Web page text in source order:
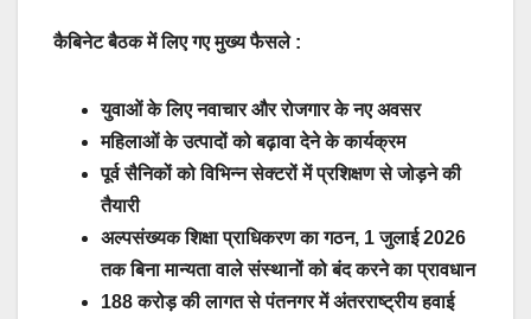
कैबिनेट बैठक में लिए गए मुख्य फैसले :
युवाओं के लिए नवाचार और रोजगार के नए अवसर
महिलाओं के उत्पादों को बढ़ावा देने के कार्यक्रम
पूर्व सैनिकों को विभिन्न सेक्टरों में प्रशिक्षण से जोड़ने की
तैयारी
अल्पसंख्यक शिक्षा प्राधिकरण का गठन, 1 जुलाई 2026
तक बिना मान्यता वाले संस्थानों को बंद करने का प्रावधान
188 करोड़ की लागत से पंतनगर में अंतरराष्ट्रीय हवाई